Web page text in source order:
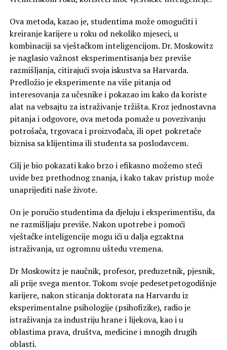
Ova metoda, kazao je, studentima može omogućiti i
kreiranje karijere u roku od nekoliko mjeseci, u
kombinaciji sa vještačkom inteligencijom. Dr. Moskowitz
je naglasio važnost eksperimentisanja bez previše
razmišljanja, citirajući svoja iskustva sa Harvarda.
Predložio je eksperimente na više pitanja od
interesovanja za učesnike i pokazao im kako da koriste
alat na vebsajtu za istraživanje tržišta. Kroz jednostavna
pitanja i odgovore, ova metoda pomaže u povezivanju
potrošača, trgovaca i proizvođača, ili opet pokretače
biznisa sa klijentima ili studenta sa poslodavcem.
Cilj je bio pokazati kako brzo i efikasno možemo steći
uvide bez prethodnog znanja, i kako takav pristup može
unaprijediti naše živote.
On je poručio studentima da djeluju i eksperimentišu, da
ne razmišljaju previše. Nakon upotrebe i pomoći
vještačke inteligencije mogu ići u dalja egzaktna
istraživanja, uz ogromnu uštedu vremena.
DrMoskowitz je naučnik, profesor, preduzetnik, pjesnik,
ali prije svega mentor. Tokom svoje pedesetpetogodišnje
karijere, nakon sticanja doktorata na Harvardu iz
eksperimentalne psihologije (psihofizike), radio je
istraživanja za industriju hrane i lijekova, kao i u
oblastima prava, društva, medicine i mnogih drugih
oblasti.